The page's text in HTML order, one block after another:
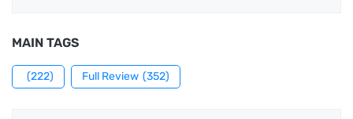
MAIN TAGS
(222) Full Review (352)